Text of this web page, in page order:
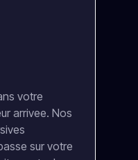
votre
arrivee. Nos
sur votre